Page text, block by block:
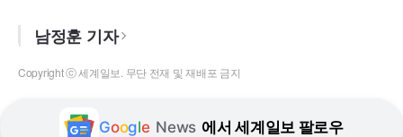
남정훈 기자
Copyright ⓒ 세계일보. 무단 전재 및 재배포 금지
Google News 에서 세계일보 팔로우